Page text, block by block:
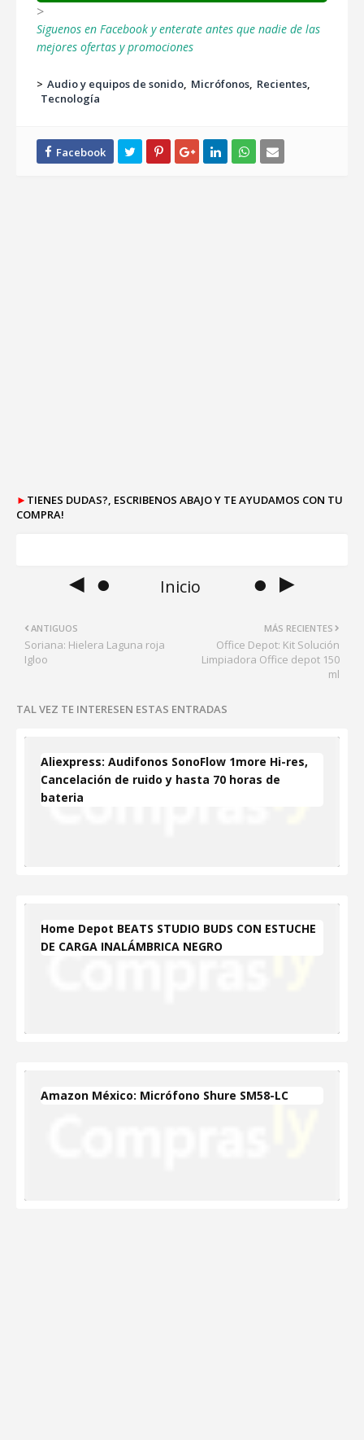
>
Siguenos en Facebook y enterate antes que nadie de las
mejores ofertas y promociones
> Audio y equipos de sonido Micrófonos Recientes
Tecnología
► TIENES DUDAS?, ESCRIBENOS ABAJO Y TE AYUDAMOS CON TU
COMPRA!
◄ ● Inicio ● ►
MÁS RECIENTES
Office Depot: Kit Solución
Limpiadora Office depot 150
ml
ANTIGUOS
Soriana: Hielera Laguna roja
Igloo
TAL VEZ TE INTERESEN ESTAS ENTRADAS
Aliexpress: Audifonos SonoFlow 1more Hi-res,
Cancelación de ruido y hasta 70 horas de
bateria
Home Depot BEATS STUDIO BUDS CON ESTUCHE
DE CARGA INALÁMBRICA NEGRO
Amazon México: Micrófono Shure SM58-LC